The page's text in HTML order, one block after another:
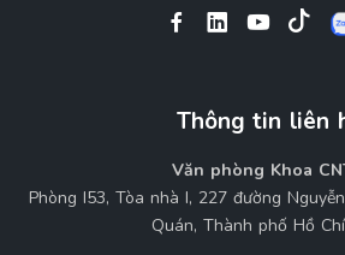
Thông tin liên
Văn phòng Khoa
Phòng I53, Tòa nhà I, 227 đường
Quán, Thành phố Hồ